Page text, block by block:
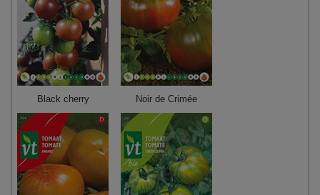
Black cherry Noir de Crimée